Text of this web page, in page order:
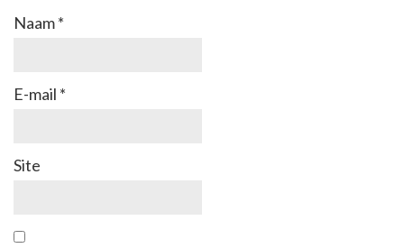
Naam*
E-mail *
Site